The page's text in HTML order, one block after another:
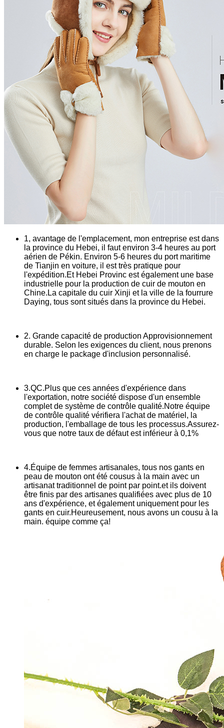
1, avantage de l'emplacement, mon entreprise est dans
la province du Hebei, il faut environ 3-4 heures au port
aérien de Pékin. Environ 5-6 heures du port maritime
de Tianjin en voiture, il est très pratique pour
l'expédition.Et Hebei Provinc est également une base
industrielle pour la production de cuir de mouton en
Chine.La capitale du cuir Xinji et la ville de la fourrure
Daying, tous sont situés dans la province du Hebei.
2. Grande capacité de production Approvisionnement
durable. Selon les exigences du client, nous prenons
en charge le package d'inclusion personnalisé.
3.QC.Plus que ces années d'expérience dans
l'exportation, notre société dispose d'un ensemble
complet de système de contrôle qualité.Notre équipe
de contrôle qualité vérifiera l'achat de matériel, la
production, l'emballage de tous les processus.Assurez-
vous que notre taux de défaut est inférieur à 0,1%
4.Équipe de femmes artisanales, tous nos gants en
peau de mouton ont été cousus à la main avec un
artisanat traditionnel de point par point.et ils doivent
être finis par des artisanes qualifiées avec plus de 10
ans d'expérience, et également uniquement pour les
gants en cuir.Heureusement, nous avons un cousu à la
main. équipe comme ça!